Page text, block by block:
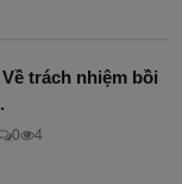
trách nhiệm bồi
0 4